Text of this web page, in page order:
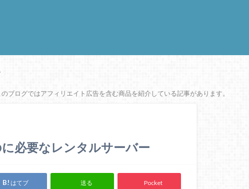
のブログではアフィリエイト広告を含む商品を紹介している記事があります。
必要なレンタルサーバー
はてブ 送る Pocket